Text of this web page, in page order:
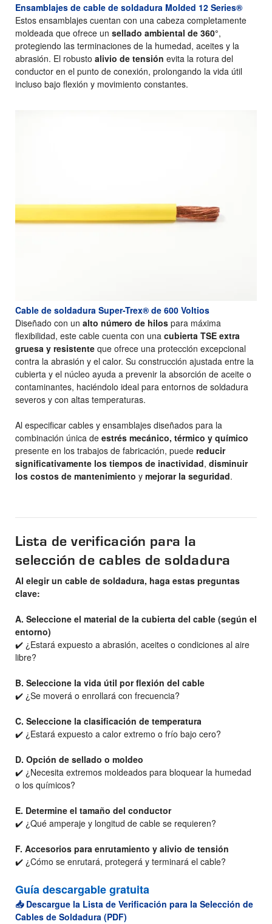
Ensamblajes de cable de soldadura Molded 12 Series®
Estos ensamblajes cuentan con una cabeza completamente
moldeada que ofrece un sellado ambiental de 360°,
protegiendo las terminaciones de la humedad, aceites y la
abrasión. El robusto alivio de tensión evita la rotura del
conductor en el punto de conexión, prolongando la vida útil
incluso bajo flexión y movimiento constantes.
Cable de soldadura Super-Trex® de 600 Voltios
Diseñado con un alto número de hilos para máxima
flexibilidad, este cable cuenta con una cubierta TSE extra
gruesa y resistente que ofrece una protección excepcional
contra la abrasión y el calor. Su construcción ajustada entre la
cubierta y el núcleo ayuda a prevenir la absorción de aceite o
contaminantes, haciéndolo ideal para entornos de soldadura
severos y con altas temperaturas.
Al especificar cables y ensamblajes diseñados para la
combinación única de estrés mecánico, térmico y químico
presente en los trabajos de fabricación, puede reducir
significativamente los tiempos de inactividad, disminuir
los costos de mantenimiento y mejorar la seguridad.
Lista de verificación para la
selección de cables de soldadura
Al elegir un cable de soldadura, haga estas preguntas
clave:
A. Seleccione el material de la cubierta del cable (según el
entorno)
✔️ ¿Estará expuesto a abrasión, aceites o condiciones al aire
libre?
B. Seleccione la vida útil por flexión del cable
✔️ ¿Se moverá o enrollará con frecuencia?
C. Seleccione la clasificación de temperatura
✔️ ¿Estará expuesto a calor extremo o frío bajo cero?
D. Opción de sellado o moldeo
✔️ ¿Necesita extremos moldeados para bloquear la humedad
o los químicos?
E. Determine el tamaño del conductor
✔️ ¿Qué amperaje y longitud de cable se requieren?
F. Accesorios para enrutamiento y alivio de tensión
✔️ ¿Cómo se enrutará, protegerá y terminará el cable?
Guía descargable gratuita
📥 Descargue la Lista de Verificación para la Selección de
Cables de Soldadura (PDF)